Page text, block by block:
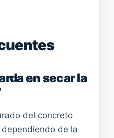
en secar la
del concreto
de la